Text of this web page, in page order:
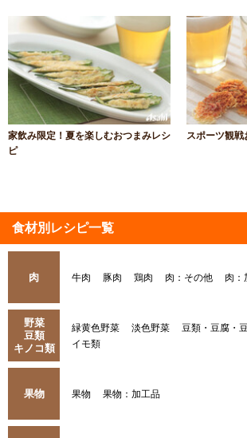
家飲み限定！夏を楽しむおつまみレシ
ピ
スポーツ観
食材別レシピ一覧
肉 牛肉 豚肉 鶏肉 肉：その他 肉：
野菜
豆類
キノコ類
緑黄色野菜 淡色野菜 豆類・豆腐・
イモ類
果物 果物 果物：加工品